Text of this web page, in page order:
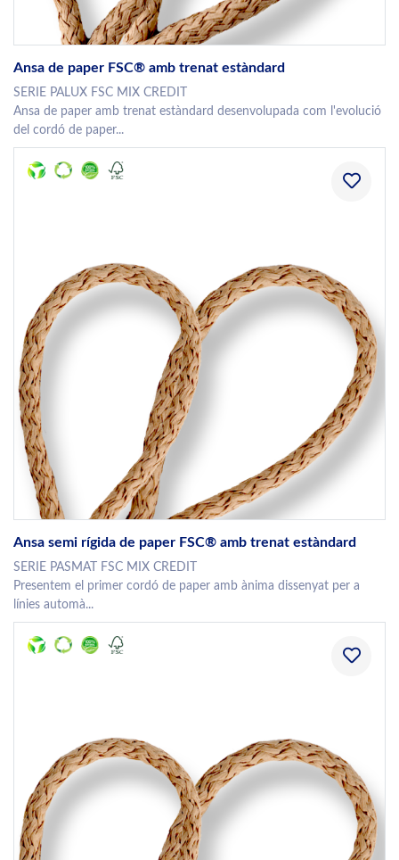
Ansa de paper FSC® amb trenat estàndard
SERIE PALUX FSC MIX CREDIT
Ansa de paper amb trenat estàndard desenvolupada com l'evolució
del cordó de paper...
Ansa semi rígida de paper FSC® amb trenat estàndard
SERIE PASMAT FSC MIX CREDIT
Presentem el primer cordó de paper amb ànima dissenyat per a
línies automà...